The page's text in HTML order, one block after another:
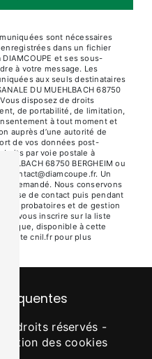
sont nécessaires
dans un fichier
et ses sous-
à votre message. Les
aux seuls destinataires
DU MUEHLBACH 68750
Vous disposez de droits
de portabilité, de limitation,
à tout moment et
auprès d’une autorité de
de vos données post-
par voie postale à
68750 BERGHEIM ou
contact@diamcoupe.fr. Un
demandé. Nous conservons
prise de contact puis pendant
fins probatoires et de gestion
de vous inscrire sur la liste
disponible à cette
le site cnil.fr pour plus
droits réservés -
Gestion des cookies